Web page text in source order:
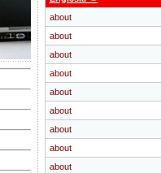
about
about
about
about
about
about
about
about
about